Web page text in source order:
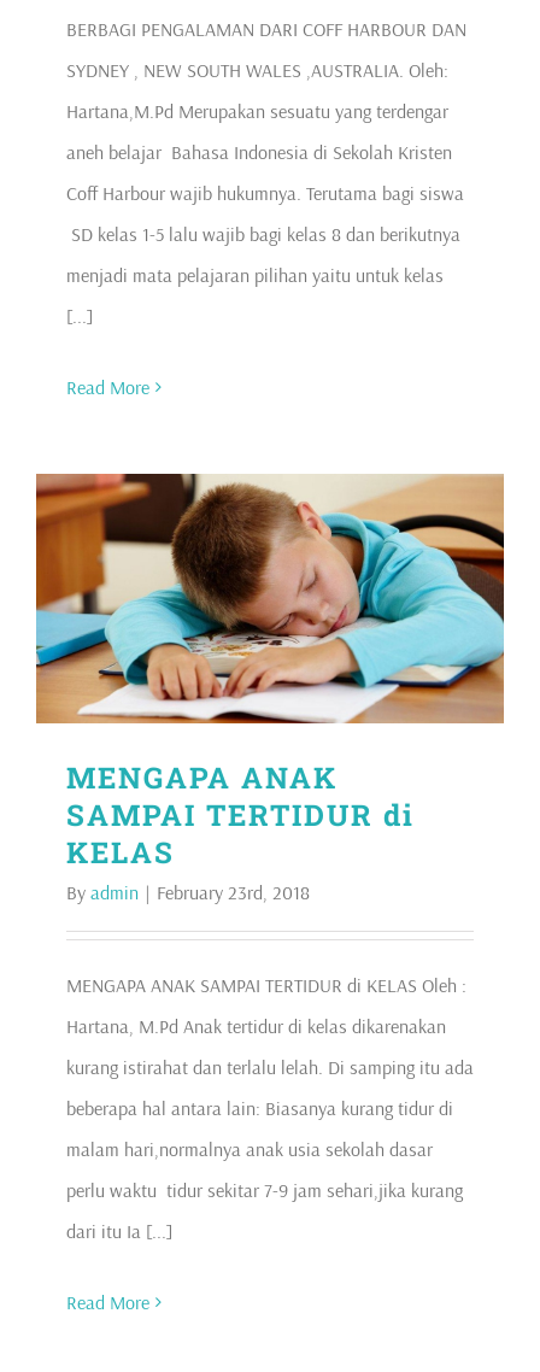
BERBAGI PENGALAMAN DARI COFF HARBOUR DAN
SYDNEY , NEW SOUTH WALES ,AUSTRALIA. Oleh:
Hartana,M.Pd Merupakan sesuatu yang terdengar
aneh belajar Bahasa Indonesia di Sekolah Kristen
Coff Harbour wajib hukumnya. Terutama bagi siswa
SD kelas 1-5 lalu wajib bagi kelas 8 dan berikutnya
menjadi mata pelajaran pilihan yaitu untuk kelas
[...]
Read More
MENGAPA ANAK
SAMPAI TERTIDUR di
KELAS
By admin | February 23rd, 2018
MENGAPA ANAK SAMPAI TERTIDUR di KELAS Oleh :
Hartana, M.Pd Anak tertidur di kelas dikarenakan
kurang istirahat dan terlalu lelah. Di samping itu ada
beberapa hal antara lain: Biasanya kurang tidur di
malam hari,normalnya anak usia sekolah dasar
perlu waktu tidur sekitar 7-9 jam sehari,jika kurang
dari itu Ia [...]
Read More